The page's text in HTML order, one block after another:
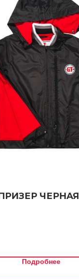
ЧЕРНАЯ
Подробнее